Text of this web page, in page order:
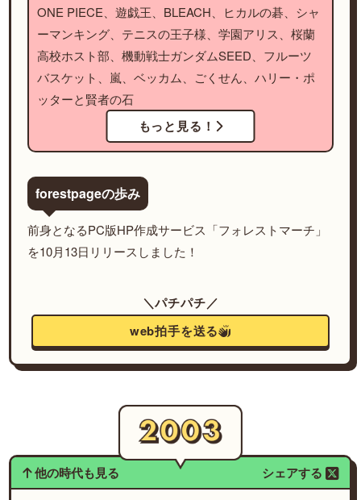
ONE PIECE、遊戯王、BLEACH、ヒカルの碁、シャ
ーマンキング、テニスの王子様、学園アリス、桜蘭
高校ホスト部、機動戦士ガンダムSEED、フルーツ
バスケット、嵐、ベッカム、ごくせん、ハリー・ポ
ッターと賢者の石
もっと見る！
forestpageの歩み
前身となるPC版HP作成サービス「フォレストマーチ」
を10月13日リリースしました！
＼パチパチ／
web拍手を送る
他の時代も見る シェアする